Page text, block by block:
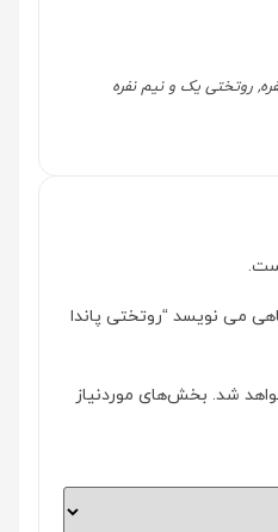
روتختی یک و نیم نفره
می نویسد “روتختی پاندا
شد. بخش‌های موردنیاز